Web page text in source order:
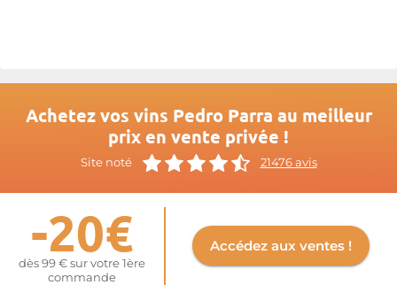
Achetez vos vins Pedro Parra au meilleur
prix en vente privée !
Site noté 21476 avis
-20€
dès 99 € sur votre 1ère
commande
Accédez aux ventes !